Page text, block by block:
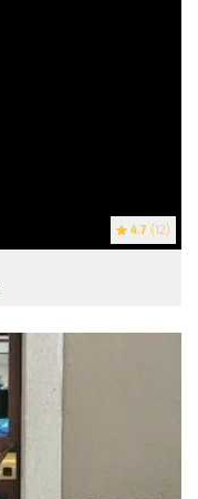
4.7 (12)